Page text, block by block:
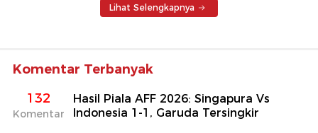
Lihat Selengkapnya
Komentar Terbanyak
132
Komentar
Hasil Piala AFF 2026: Singapura Vs
Indonesia 1-1, Garuda Tersingkir